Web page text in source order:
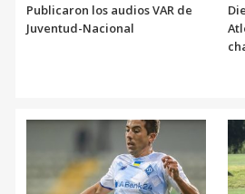
Publicaron los audios VAR de
Juventud-Nacional